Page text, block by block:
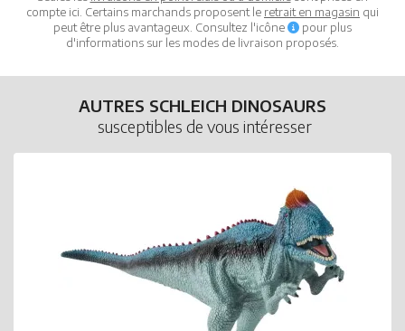
compte ici. Certains marchands proposent le retrait en magasin qui
peut être plus avantageux. Consultez l'icône
pour plus
d'informations sur les modes de livraison proposés.
AUTRES SCHLEICH DINOSAURS
susceptibles de vous intéresser